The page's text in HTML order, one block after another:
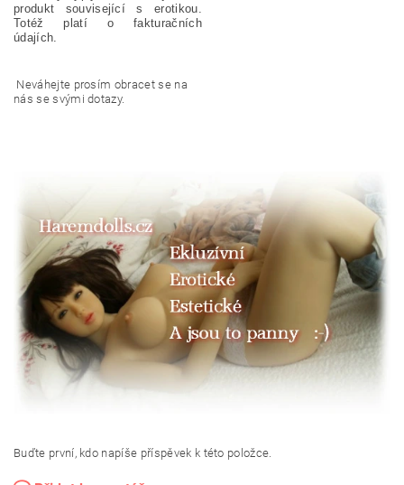
produkt související s erotikou.
Totéž platí o fakturačních
údajích.
Neváhejte prosím obracet se na
nás se svými dotazy.
Buďte první, kdo napíše příspěvek k této položce.